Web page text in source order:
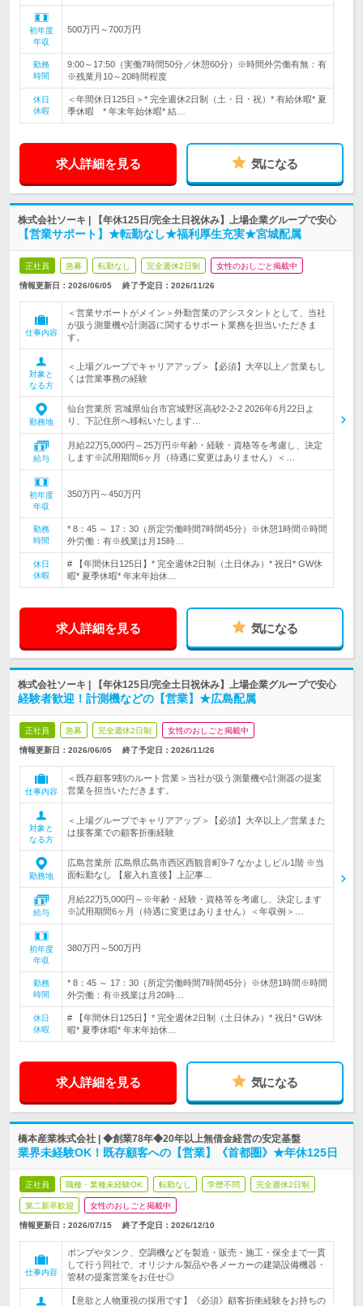
初年度
年収
500万円～700万円
勤務
時間
9:00～17:50（実働7時間50分／休憩60分）※時間外労働有無：有
※残業月10～20時間程度
休日
休暇
＜年間休日125日＞* 完全週休2日制（土・日・祝）* 有給休暇* 夏
季休暇 * 年末年始休暇* 結…
求人詳細を見る 気になる
株式会社ソーキ | 【年休125日/完全土日祝休み】上場企業グループで安心
【営業サポート】★転勤なし★福利厚生充実★宮城配属
正社員 急募 転勤なし 完全週休2日制 女性のおしごと掲載中
情報更新日：2026/06/05 終了予定日： 2026/11/26
仕事内容
＜営業サポートがメイン＞外勤営業のアシスタントとして、当社
が扱う測量機や計測器に関するサポート業務を担当いただきま
す。
対象と
なる方
＜上場グループでキャリアアップ＞【必須】大卒以上／営業もし
くは営業事務の経験
勤務地
仙台営業所 宮城県仙台市宮城野区高砂2-2-2 2026年6月22日よ
り、下記住所へ移転いたします…
給与
月給22万5,000円～25万円※年齢・経験・資格等を考慮し、決定
します※試用期間6ヶ月（待遇に変更はありません）＜…
初年度
年収
350万円～450万円
勤務
時間
* 8：45 ～ 17：30（所定労働時間7時間45分）※休憩1時間※時間
外労働：有※残業は月15時…
休日
休暇
# 【年間休日125日】* 完全週休2日制（土日休み）* 祝日* GW休
暇* 夏季休暇* 年末年始休…
求人詳細を見る 気になる
株式会社ソーキ | 【年休125日/完全土日祝休み】上場企業グループで安心
経験者歓迎！計測機などの【営業】★広島配属
正社員 急募 完全週休2日制 女性のおしごと掲載中
情報更新日：2026/06/05 終了予定日： 2026/11/26
仕事内容
＜既存顧客9割のルート営業＞当社が扱う測量機や計測器の提案
営業を担当いただきます。
対象と
なる方
＜上場グループでキャリアアップ＞【必須】大卒以上／営業また
は接客業での顧客折衝経験
勤務地
広島営業所 広島県広島市西区西観音町9-7 なかよしビル1階 ※当
面転勤なし 【雇入れ直後】上記事…
給与
月給22万5,000円～※年齢・経験・資格等を考慮し、決定します
※試用期間6ヶ月（待遇に変更はありません）＜年収例＞…
初年度
年収
380万円～500万円
勤務
時間
* 8：45 ～ 17：30（所定労働時間7時間45分）※休憩1時間※時間
外労働：有※残業は月20時…
休日
休暇
# 【年間休日125日】* 完全週休2日制（土日休み）* 祝日* GW休
暇* 夏季休暇* 年末年始休…
求人詳細を見る 気になる
橋本産業株式会社 | ◆創業78年◆20年以上無借金経営の安定基盤
業界未経験OK！既存顧客への【営業】《首都圏》★年休125日
正社員 職種・業種未経験OK 転勤なし 学歴不問 完全週休2日制
第二新卒歓迎 女性のおしごと掲載中
情報更新日：2026/07/15 終了予定日： 2026/12/10
仕事内容
ポンプやタンク、空調機などを製造・販売・施工・保全まで一貫
して行う同社で、オリジナル製品や各メーカーの建築設備機器・
管材の提案営業をお任せ◎
【意欲と人物重視の採用です】《必須》顧客折衝経験をお持ちの